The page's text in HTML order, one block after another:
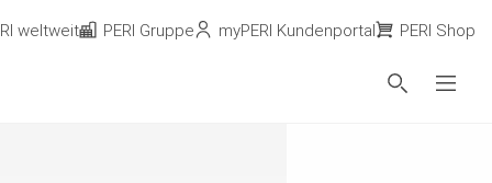
weltweit PERI Gruppe myPERI Kundenportal PERI Shop